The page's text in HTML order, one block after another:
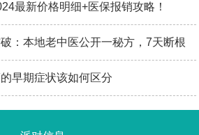
最新价格明细+医保报销攻略！
：本地老中医公开一秘方，7天断根
早期症状该如何区分